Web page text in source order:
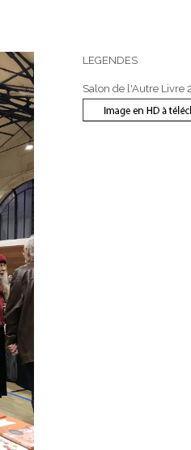
LEGENDES
Salon de l'Autre Livre